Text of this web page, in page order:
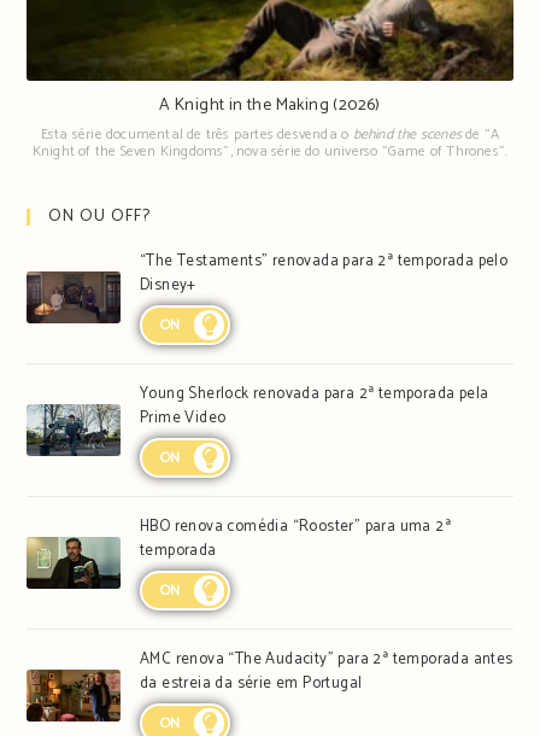
A Knight in the Making (2026)
Esta série documental de três partes desvenda o behind the scenesde "A
Knight of the Seven Kingdoms", nova série do universo "Game of Thrones".
ON OU OFF?
“The Testaments” renovada para 2ª temporada pelo
Disney+
ON
Young Sherlock renovada para 2ª temporada pela
Prime Video
ON
HBO renova comédia “Rooster” para uma 2ª
temporada
ON
AMC renova “The Audacity” para 2ª temporada antes
da estreia da série em Portugal
ON